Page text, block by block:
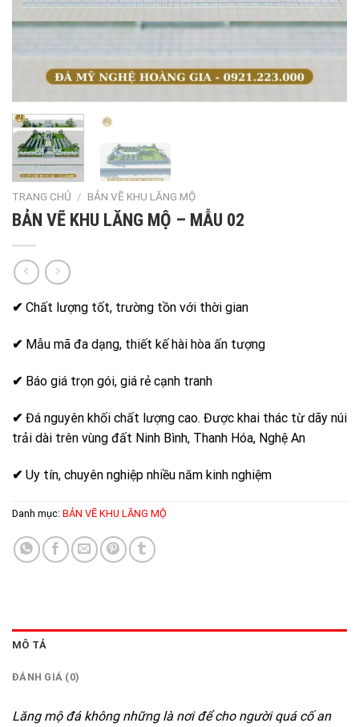
TRANG CHỦ / BẢN VẼ KHU LĂNG MỘ
BẢN VẼ KHU LĂNG MỘ – MẪU 02
✔ Chất lượng tốt, trường tồn với thời gian
✔ Mẫu mã đa dạng, thiết kế hài hòa ấn tượng
✔ Báo giá trọn gói, giá rẻ cạnh tranh
✔ Đá nguyên khối chất lượng cao. Được khai thác từ dãy núi
trải dài trên vùng đất Ninh Bình, Thanh Hóa, Nghệ An
✔ Uy tín, chuyên nghiệp nhiều năm kinh nghiệm
Danh mục: BẢN VẼ KHU LĂNG MỘ
MÔ TẢ
ĐÁNH GIÁ (0)
Lăng mộ đá không những là nơi để cho người quá cố an